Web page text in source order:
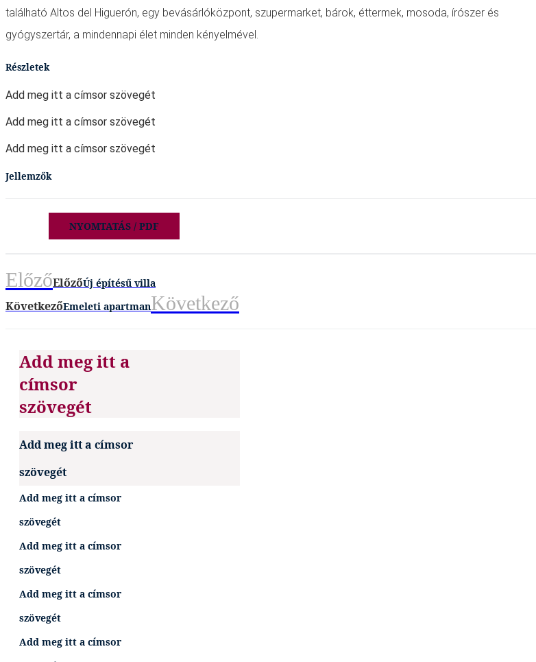
található Altos del Higuerón, egy bevásárlóközpont, szupermarket, bárok, éttermek, mosoda, írószer és
gyógyszertár, a mindennapi élet minden kényelmével.
Részletek
Add meg itt a címsor szövegét
Add meg itt a címsor szövegét
Add meg itt a címsor szövegét
Jellemzők
NYOMTATÁS / PDF
ElőzőElőzőÚj építésű villa
KövetkezőEmeleti apartmanKövetkező
Add meg itt a
címsor
szövegét
Add meg itt a címsor
szövegét
Add meg itt a címsor
szövegét
Add meg itt a címsor
szövegét
Add meg itt a címsor
szövegét
Add meg itt a címsor